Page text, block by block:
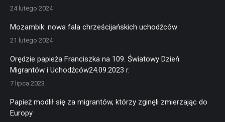
24 lutego 2024
Mozambik: nowa fala chrześcijańskich uchodźców
21 lutego 2024
Orędzie papieża Franciszka na 109. Światowy Dzień
Migrantów i Uchodźców24.09.2023 r.
7 lipca 2023
Papież modlił się za migrantów, którzy zginęli zmierzając do
Europy